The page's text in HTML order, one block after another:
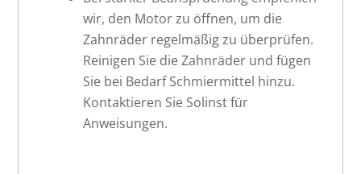
wir, den Motor zu öffnen, um die
Zahnräder regelmäßig zu überprüfen.
Reinigen Sie die Zahnräder und fügen
Sie bei Bedarf Schmiermittel hinzu.
Kontaktieren Sie Solinst für
Anweisungen.